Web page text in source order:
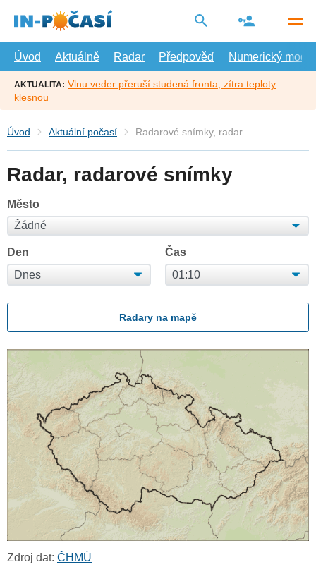
hlavní
Úvod
Aktuálně Radar Předpověď Numerický model
AKTUALITA: Vlnu veder přeruší studená fronta, zítra teploty
klesnou
Úvod Aktuální počasí Radarové snímky, radar
Radar, radarové snímky
Město
Den Čas
Radary na mapě
Zdroj dat: ČHMÚ